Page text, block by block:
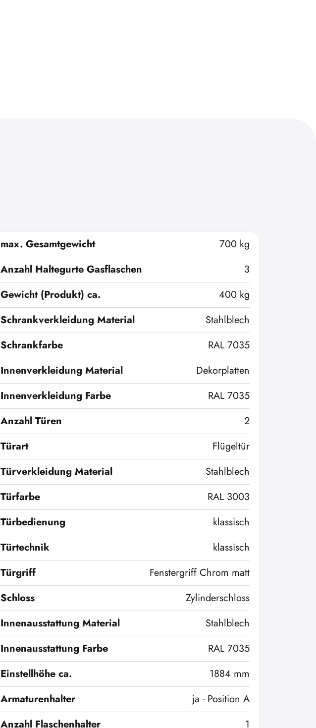
max. Gesamtgewicht
700 kg
Anzahl Haltegurte Gasflaschen
3
Gewicht (Produkt) ca.
400 kg
Schrankverkleidung Material
Stahlblech
Schrankfarbe
RAL 7035
Innenverkleidung Material
Dekorplatten
Innenverkleidung Farbe
RAL 7035
Anzahl Türen
2
Türart
Flügeltür
Türverkleidung Material
Stahlblech
Türfarbe
RAL 3003
Türbedienung
klassisch
Türtechnik
klassisch
Türgriff
Fenstergriff Chrom matt
Schloss
Zylinderschloss
Innenausstattung Material
Stahlblech
Innenausstattung Farbe
RAL 7035
Einstellhöhe ca.
1884 mm
Armaturenhalter
ja - Position A
Anzahl Flaschenhalter
1